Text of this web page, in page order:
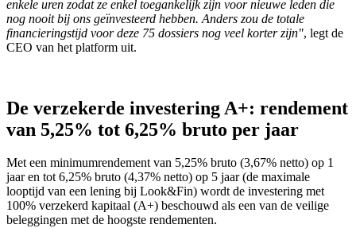
enkele uren zodat ze enkel toegankelijk zijn voor nieuwe leden die
nog nooit bij ons geïnvesteerd hebben. Anders zou de totale
financieringstijd voor deze 75 dossiers nog veel korter zijn", legt de
CEO van het platform uit.
De verzekerde investering A+: rendement
van 5,25% tot 6,25% bruto per jaar
Met een minimumrendement van 5,25% bruto (3,67% netto) op 1
jaar en tot 6,25% bruto (4,37% netto) op 5 jaar (de maximale
looptijd van een lening bij Look&Fin) wordt de investering met
100% verzekerd kapitaal (A+) beschouwd als een van de veilige
beleggingen met de hoogste rendementen.